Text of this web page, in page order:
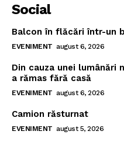
Social
Balcon în flăcări într-un
EVENIMENT august 6, 2026
Din cauza unei lumânări
a rămas fără casă
EVENIMENT august 6, 2026
Camion răsturnat
EVENIMENT august 5, 2026